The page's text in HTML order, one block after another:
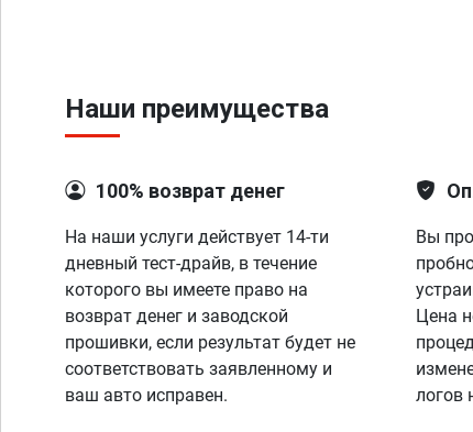
Наши преимущества
100% возврат денег
На наши услуги действует 14-ти
дневный тест-драйв, в течение
которого вы имеете право на
возврат денег и заводской
прошивки, если результат будет не
соответствовать заявленному и
ваш авто исправен.
Вы
Цена
логов